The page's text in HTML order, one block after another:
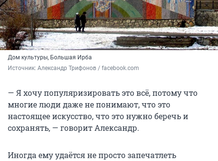
Дом культуры, Большая Ирба
Источник: Александр Трифонов / facebook.com
— Я хочу популяризировать это всё, потому что
многие люди даже не понимают, что это
настоящее искусство, что это нужно беречь и
сохранять, — говорит Александр.
Иногда ему удаётся не просто запечатлеть